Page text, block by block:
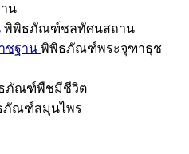
น
พิพิธภัณฑ์ชลทัศนสถาน
ชฐาน พิพิธภัณฑ์พระจุฑาธุช
ภัณฑ์พืชมีชีวิต
ภัณฑ์สมุนไพร